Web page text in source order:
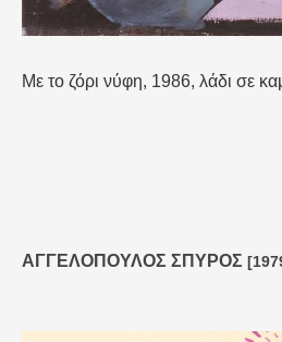
Με το ζόρι νύφη, 1986, λάδι σε
ΑΓΓΕΛΟΠΟΥΛΟΣ ΣΠΥΡΟΣ